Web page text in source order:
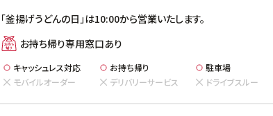
「釜揚げうどんの日」は10:00から営業いたします。
お持ち帰り専用窓口あり
キャッシュレス対応 お持ち帰り
駐車場
モバイルオーダー
デリバリーサービス ドライブスルー